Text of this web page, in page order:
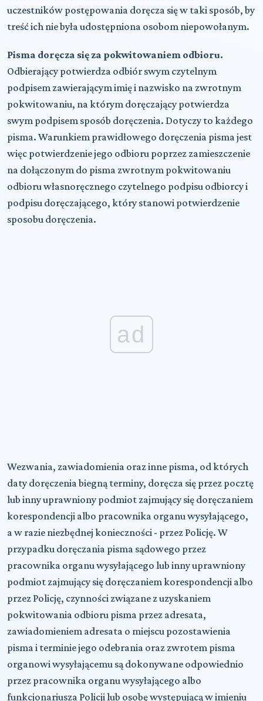
uczestników postępowania doręcza się w taki sposób, by
treść ich nie była udostępniona osobom niepowołanym.
Pisma doręcza się za pokwitowaniem odbioru.
Odbierający potwierdza odbiór swym czytelnym
podpisem zawierającym imię i nazwisko na zwrotnym
pokwitowaniu, na którym doręczający potwierdza
swym podpisem sposób doręczenia. Dotyczy to każdego
pisma. Warunkiem prawidłowego doręczenia pisma jest
więc potwierdzenie jego odbioru poprzez zamieszczenie
na dołączonym do pisma zwrotnym pokwitowaniu
odbioru własnoręcznego czytelnego podpisu odbiorcy i
podpisu doręczającego, który stanowi potwierdzenie
sposobu doręczenia.
ad
Wezwania, zawiadomienia oraz inne pisma, od których
daty doręczenia biegną terminy, doręcza się przez pocztę
lub inny uprawniony podmiot zajmujący się doręczaniem
korespondencji albo pracownika organu wysyłającego,
a w razie niezbędnej konieczności - przez Policję. W
przypadku doręczania pisma sądowego przez
pracownika organu wysyłającego lub inny uprawniony
podmiot zajmujący się doręczaniem korespondencji albo
przez Policję, czynności związane z uzyskaniem
pokwitowania odbioru pisma przez adresata,
zawiadomieniem adresata o miejscu pozostawienia
pisma i terminie jego odebrania oraz zwrotem pisma
organowi wysyłającemu są dokonywane odpowiednio
przez pracownika organu wysyłającego albo
funkcjonariusza Policji lub osobę występującą w imieniu